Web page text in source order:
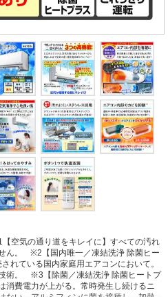
空気の通り道をキレイに】すべての汚れ
ん。
※2【国内唯一／凍結洗浄 除菌ヒー
れている国内家庭用エアコンにおいて。
術。
※3【除菌／凍結洗浄 除菌ヒートプ
消費電力が上がる。常時発生し続けるニ